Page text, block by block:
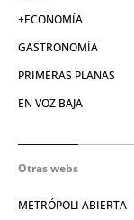
+ECONOMÍA
GASTRONOMÍA
PRIMERAS PLANAS
EN VOZ BAJA
Otras webs
METRÓPOLI ABIERTA